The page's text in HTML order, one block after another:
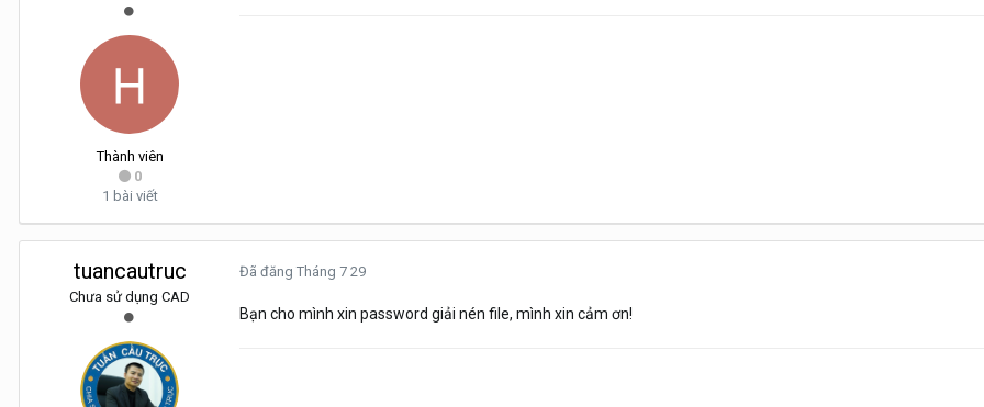
Thành viên
0
1 bài viết
tuancautruc
Chưa sử dụng CAD
Đã đăng Tháng 7 29
Bạn cho mình xin password giải nén file, mình xin cảm ơn!